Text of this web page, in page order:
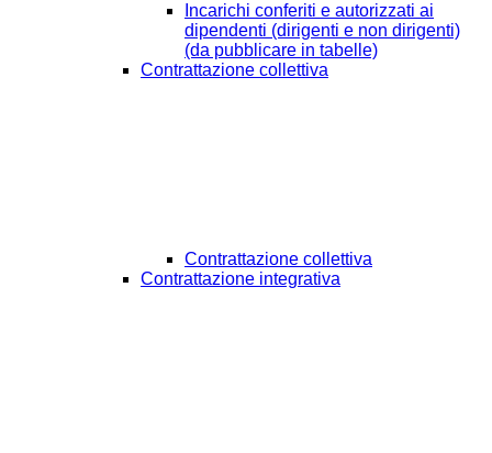
Incarichi conferiti e autorizzati ai
dipendenti (dirigenti e non dirigenti)
(da pubblicare in tabelle)
Contrattazione collettiva
Contrattazione collettiva
Contrattazione integrativa